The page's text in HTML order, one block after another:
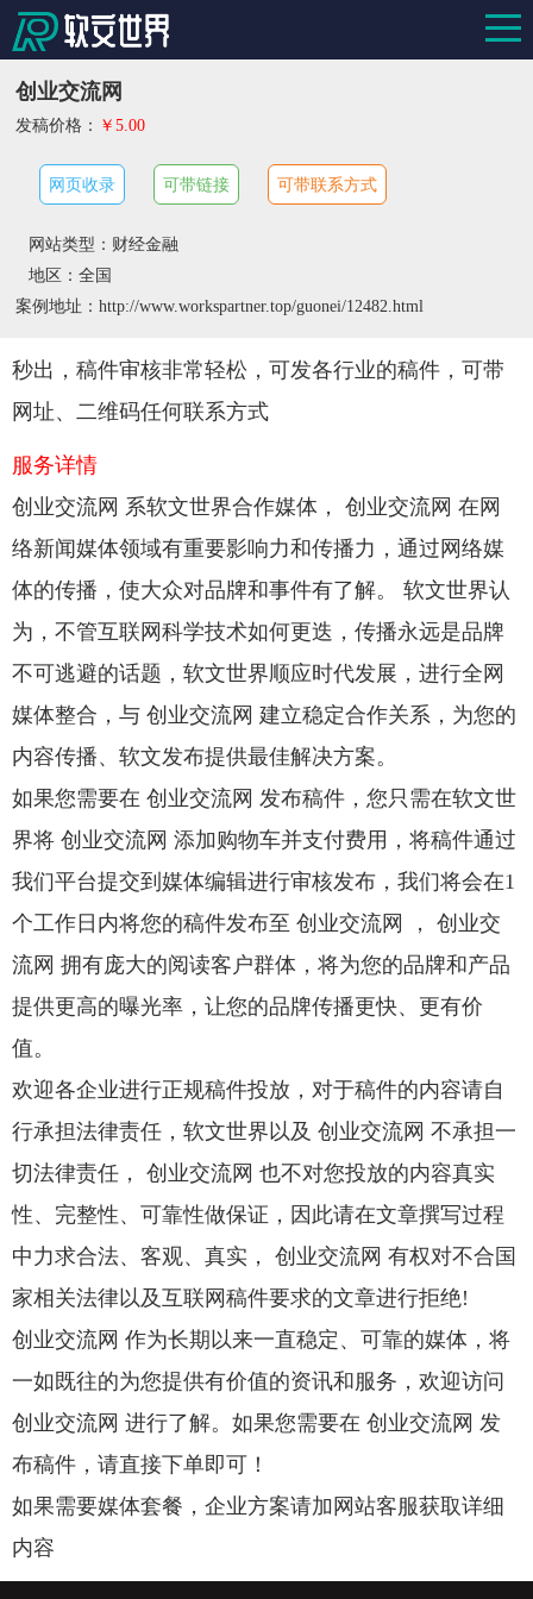
创业交流网
发稿价格： ￥5.00
网页收录 可带链接 可带联系方式
网站类型：财经金融
地区：全国
案例地址：http://www.workspartner.top/guonei/12482.html
秒出，稿件审核非常轻松，可发各行业的稿件，可带
网址、二维码任何联系方式
服务详情
创业交流网 系软文世界合作媒体， 创业交流网 在网
络新闻媒体领域有重要影响力和传播力，通过网络媒
体的传播，使大众对品牌和事件有了解。 软文世界认
为，不管互联网科学技术如何更迭，传播永远是品牌
不可逃避的话题，软文世界顺应时代发展，进行全网
媒体整合，与 创业交流网 建立稳定合作关系，为您的
内容传播、软文发布提供最佳解决方案。
如果您需要在 创业交流网 发布稿件，您只需在软文世
界将 创业交流网 添加购物车并支付费用，将稿件通过
我们平台提交到媒体编辑进行审核发布，我们将会在1
个工作日内将您的稿件发布至 创业交流网 ， 创业交
流网 拥有庞大的阅读客户群体，将为您的品牌和产品
提供更高的曝光率，让您的品牌传播更快、更有价
值。
欢迎各企业进行正规稿件投放，对于稿件的内容请自
行承担法律责任，软文世界以及 创业交流网 不承担一
切法律责任， 创业交流网 也不对您投放的内容真实
性、完整性、可靠性做保证，因此请在文章撰写过程
中力求合法、客观、真实， 创业交流网 有权对不合国
家相关法律以及互联网稿件要求的文章进行拒绝!
创业交流网 作为长期以来一直稳定、可靠的媒体，将
一如既往的为您提供有价值的资讯和服务，欢迎访问
创业交流网 进行了解。如果您需要在 创业交流网 发
布稿件，请直接下单即可！
如果需要媒体套餐，企业方案请加网站客服获取详细
内容